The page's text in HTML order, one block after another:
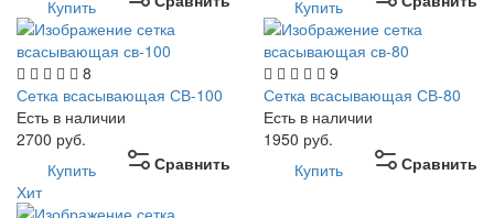
Купить Купить
8
Сетка всасывающая СВ-100
Есть в наличии
2700 руб.
Сравнить
Купить
9
Сетка всасывающая СВ-80
Есть в наличии
1950 руб.
Сравнить
Купить
Хит